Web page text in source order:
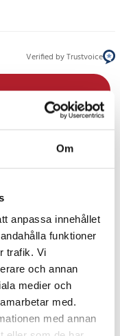
Om
anpassa innehållet
funktioner
trafik. Vi
och annan
medier och
med.
med annan
Verified by Trustvoice
& pussel